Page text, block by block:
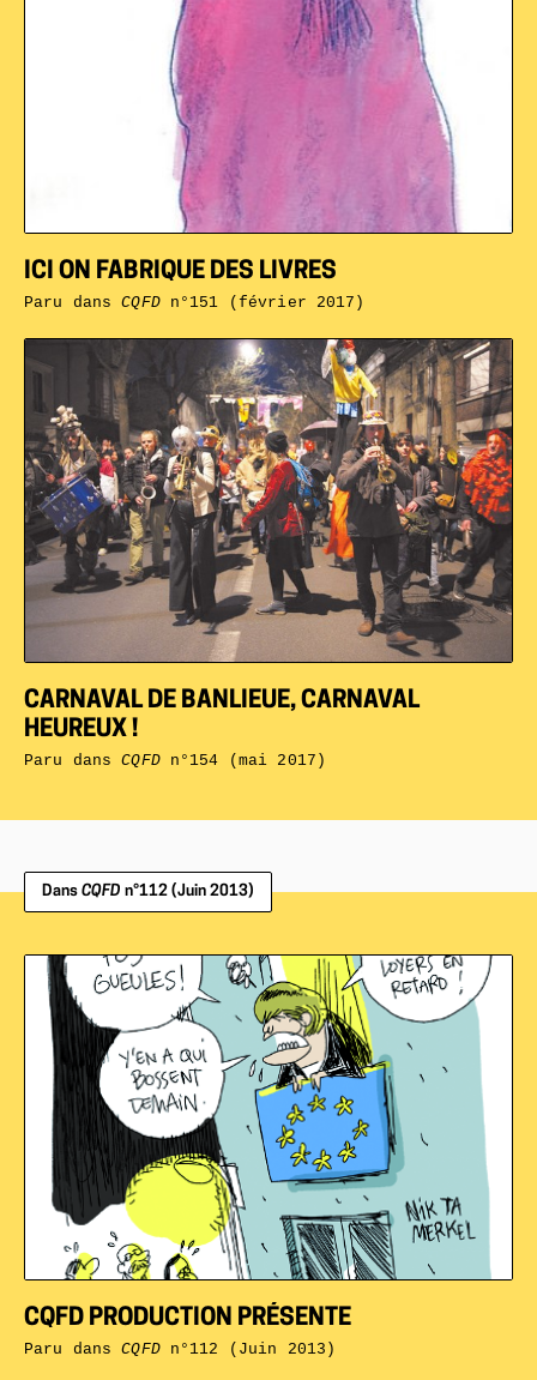
CARNAVAL DE BANLIEUE, CARNAVAL
HEUREUX !
Paru dansCQFDn°154 (mai 2017)
ICI ON FABRIQUE DES LIVRES
Paru dansCQFDn°151 (février 2017)
Dans CQFD n°112 (Juin 2013)
CQFD PRODUCTION PRÉSENTE
Paru dansCQFDn°112 (Juin 2013)